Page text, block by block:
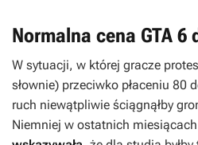
Normalna cena GTA 6
W sytuacji, w której gracze
słownie) przeciwko płaceniu 80
ruch niewątpliwie ściągnąłby
Niemniej w ostatnich miesiącach